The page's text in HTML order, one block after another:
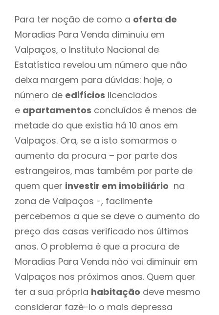
Para ter noção de como a oferta de
Moradias Para Venda diminuiu em
Valpaços, o Instituto Nacional de
Estatística revelou um número que não
deixa margem para dúvidas: hoje, o
número de edifícios licenciados
e apartamentos concluídos é menos de
metade do que existia há 10 anos em
Valpaços. Ora, se a isto somarmos o
aumento da procura – por parte dos
estrangeiros, mas também por parte de
quem quer investir em imobiliário na
zona de Valpaços -, facilmente
percebemos a que se deve o aumento do
preço das casas verificado nos últimos
anos. O problema é que a procura de
Moradias Para Venda não vai diminuir em
Valpaços nos próximos anos. Quem quer
ter a sua própria habitação deve mesmo
considerar fazê-lo o mais depressa